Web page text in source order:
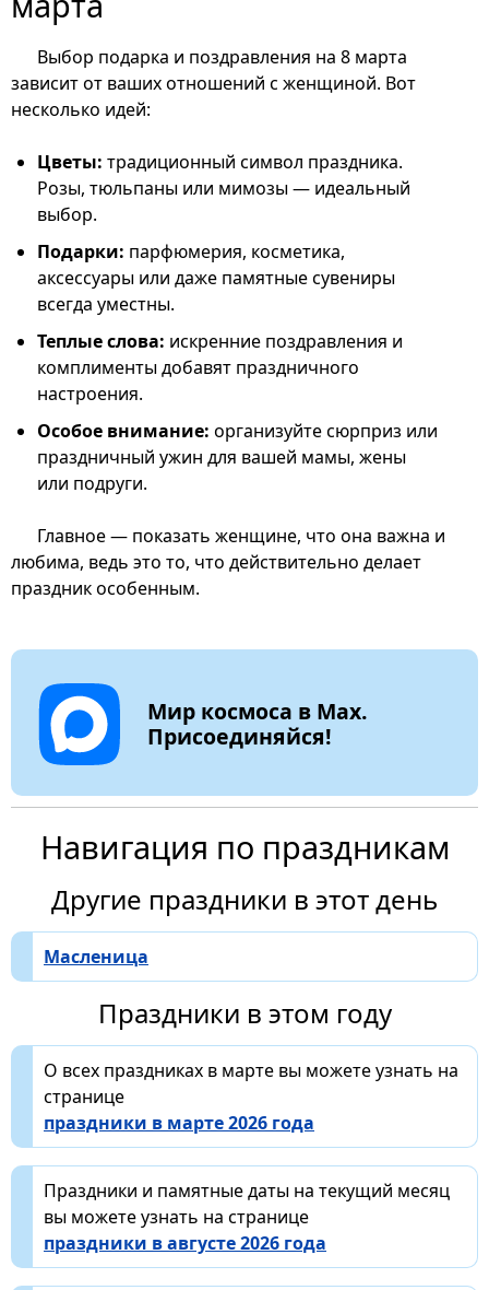
Выбор подарка и поздравления на 8 марта
зависит от ваших отношений с женщиной. Вот
несколько идей:
Цветы: традиционный символ праздника.
Розы, тюльпаны или мимозы — идеальный
выбор.
Подарки: парфюмерия, косметика,
аксессуары или даже памятные сувениры
всегда уместны.
Теплые слова: искренние поздравления и
комплименты добавят праздничного
настроения.
Особое внимание: организуйте сюрприз или
праздничный ужин для вашей мамы, жены
или подруги.
Главное — показать женщине, что она важна и
любима, ведь это то, что действительно делает
праздник особенным.
Мир космоса в Max.
Присоединяйся!
Навигация по праздникам
Другие праздники в этот день
Масленица
Праздники в этом году
О всех праздниках в марте вы можете узнать на
странице
праздники в марте 2026 года
Праздники и памятные даты на текущий месяц
вы можете узнать на странице
праздники в августе 2026 года